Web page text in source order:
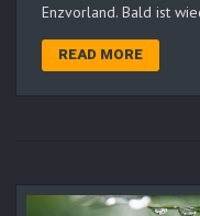
Enzvorland. Bald ist
READ MORE